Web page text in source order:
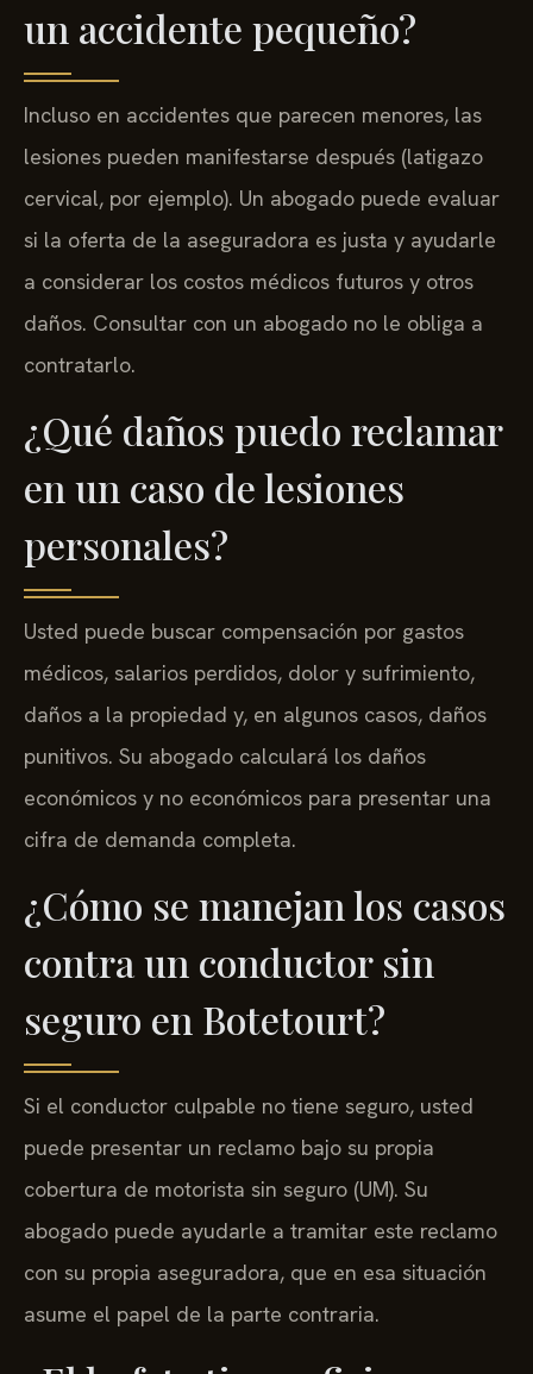
un accidente pequeño?
Incluso en accidentes que parecen menores, las
lesiones pueden manifestarse después (latigazo
cervical, por ejemplo). Un abogado puede evaluar
si la oferta de la aseguradora es justa y ayudarle
a considerar los costos médicos futuros y otros
daños. Consultar con un abogado no le obliga a
contratarlo.
¿Qué daños puedo reclamar
en un caso de lesiones
personales?
Usted puede buscar compensación por gastos
médicos, salarios perdidos, dolor y sufrimiento,
daños a la propiedad y, en algunos casos, daños
punitivos. Su abogado calculará los daños
económicos y no económicos para presentar una
cifra de demanda completa.
¿Cómo se manejan los casos
contra un conductor sin
seguro en Botetourt?
Si el conductor culpable no tiene seguro, usted
puede presentar un reclamo bajo su propia
cobertura de motorista sin seguro (UM). Su
abogado puede ayudarle a tramitar este reclamo
con su propia aseguradora, que en esa situación
asume el papel de la parte contraria.